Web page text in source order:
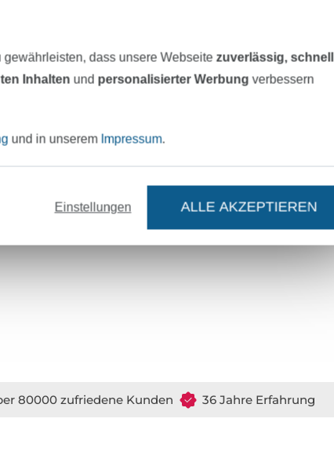
80000 zufriedene Kunden 36 Jahre Erfahrung
dass unsere Webseite zuverlässig, schnell
Inhalten und personalisierter Werbung verbessern
und in unserem Impressum.
Einstellungen ALLE AKZEPTIEREN